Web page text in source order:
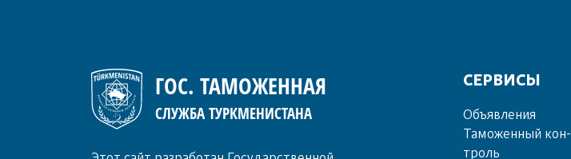
ГОС. ТАМОЖЕННАЯ
СЛУЖБА ТУРКМЕНИСТАНА
СЕРВИСЫ
Объ­яв­ле­ния
Та­мо­жен­ный кон­
троль